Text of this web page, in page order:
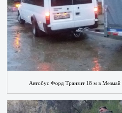
Автобус Форд Транзит 18 м в Мезмай